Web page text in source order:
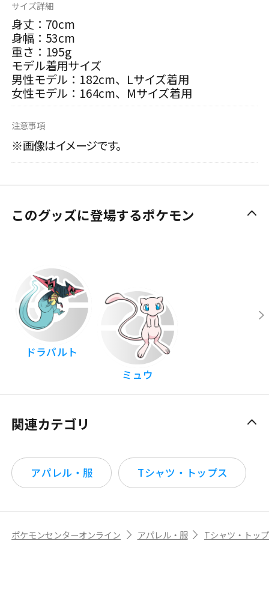
サイズ詳細
身丈：70cm
身幅：53cm
重さ：195g
モデル着用サイズ
男性モデル：182cm、Lサイズ着用
女性モデル：164cm、Mサイズ着用
注意事項
※画像はイメージです。
このグッズに登場するポケモン
ドラパルト
ミュウ
関連カテゴリ
アパレル・服 Tシャツ・トップス
ポケモンセンターオンライン アパレル・服 Tシャツ・トッ